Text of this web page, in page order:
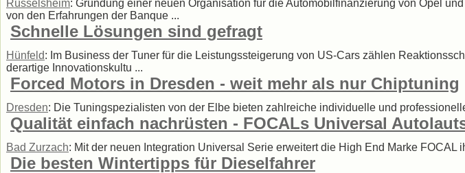
Rüsselsheim: Gründung einer neuen Organisation für die Automobilfinanzierung von Opel
von den Erfahrungen der Banque ...
Schnelle Lösungen sind gefragt
Hünfeld: Im Business der Tuner für die Leistungssteigerung von US-Cars zählen
derartige Innovationskultu ...
Forced Motors in Dresden - weit mehr als nur Chiptuning
Dresden: Die Tuningspezialisten von der Elbe bieten zahlreiche individuelle und
Qualität einfach nachrüsten - FOCALs Universal
Bad Zurzach: Mit der neuen Integration Universal Serie erweitert die High End Marke
Die besten Wintertipps für Dieselfahrer